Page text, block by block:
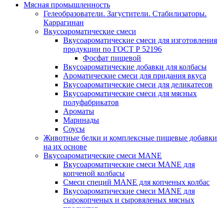
Мясная промышленность
Гелеобразователи. Загустители. Стабилизаторы.
Каррагинан
Вкусоароматические смеси
Вкусоароматические смеси для изготовления
продукции по ГОСТ Р 52196
Фосфат пищевой
Вкусоароматические добавки для колбасы
Ароматические смеси для придания вкуса
Вкусоароматические смеси для деликатесов
Вкусоароматические смеси для мясных
полуфабрикатов
Ароматы
Маринады
Соусы
Животные белки и комплексные пищевые добавки
на их основе
Вкусоароматические смеси MANE
Вкусоароматические смеси MANE для
копченой колбасы
Смеси специй MANE для копченых колбас
Вкусоароматические смеси MANE для
сырокопченых и сыровяленых мясных